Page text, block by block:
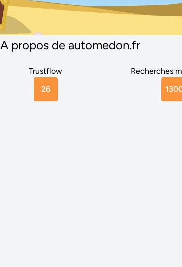
A propos de automedon.fr
Trustflow
26
Recherches